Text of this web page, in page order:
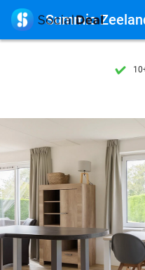
7
7 dagen
 Summio